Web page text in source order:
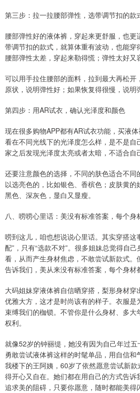
第三步：拉一拉腰部弹性，选带调节扣的款
腰部弹性好的液体裤，穿起来更舒服，也
带调节扣的款式，就算体重有波动，也能穿
腰部弹性太差，穿起来勒得慌；弹性太好又
可以用手拉住腰部的面料，拉到最大再松开
原状，说明弹性好；如果恢复得很慢，说明
第四步：用AR试衣，确认光泽度和颜色
现在很多购物APP都有AR试衣功能，买液
看在不同光线下的光泽度怎么样，是不是自
家之后发现光泽度太亮或者太暗，不适合自
还要注意颜色的选择，不同的肤色适合不同
以选亮色的，比如银色、香槟色；皮肤黄的
黑色、深灰色，显白又显瘦。
八、唠唠心里话：美没有标准答案，每个身
唠到这儿，咱也想说说心里话。其实穿搭这
配”，只有“选款不对”。很多姐妹总觉得自
看，从而产生身材焦虑，不敢尝试新款式
告诉我们，美从来没有标准答案，每个身材
大码姐妹穿液体裤自信晒穿搭，梨形身材
优雅大方，这才是时尚该有的样子。衣服是
束缚我们的枷锁。不管你是什么身材、多大
权利。
就像52岁的钟丽缇，她没有因为自己年过
勇敢尝试液体裤这样的时髦单品，用自信
我楼下的王阿姨，60岁了依然愿意尝试新
得开心又自在。她们都在用自己的方式告诉
追求美的阻碍，只要你愿意，随时都能美得